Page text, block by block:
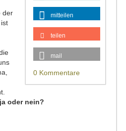
mitteilen
teilen
mail
0 Kommentare
der
oder nein?